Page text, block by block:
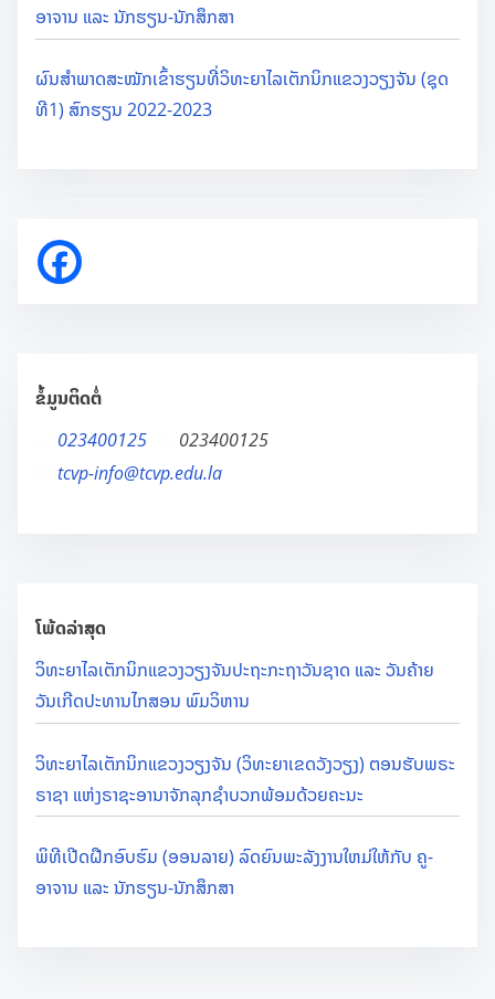
ອາຈານ ແລະ ນັກຮຽນ-ນັກສຶກສາ
ຜົນສຳພາດສະໝັກເຂົ້າຮຽນທີ່ວິທະຍາໄລເຕັກນິກແຂວງວຽງຈັນ (ຊຸດ
ທີ1) ສົກຮຽນ 2022-2023
ຂໍ້ມູນຕິດຕໍ່
023400125
023400125
tcvp-info@tcvp.edu.la
ໂພ້ດລ່າສຸດ
ວິທະຍາໄລເຕັກນິກແຂວງວຽງຈັນປະຖະກະຖາວັນຊາດ ແລະ ວັນຄ້າຍ
ວັນເກີດປະທານໄກສອນ ພົມວິຫານ
ວິທະຍາໄລເຕັກນິກແຂວງວຽງຈັນ (ວິທະຍາເຂດວັງວຽງ) ຕອນຮັບພຣະ
ຣາຊາ ແຫ່ງຣາຊະອານາຈັກລຸກຊຳບວກພ້ອມດ້ວຍຄະນະ
ພິທີເປີດຝືກອົບຮົມ (ອອນລາຍ) ລົດຍົນພະລັງງານໃຫມ່ໃຫ້ກັບ ຄູ-
ອາຈານ ແລະ ນັກຮຽນ-ນັກສຶກສາ